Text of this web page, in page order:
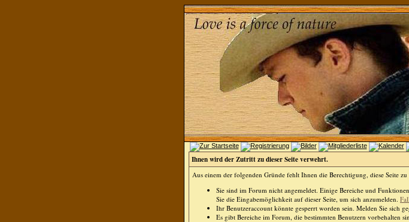
Ihnen wird der Zutritt zu dieser Seite verwehrt.
Aus einem der folgenden Gründe fehlt Ihnen die Berechtigung, diese Seite zu
Sie sind im Forum nicht angemeldet. Einige Bereiche und
Sie die Eingabemöglichkeit auf dieser Seite, um sich anzumelden.
Ihr Benutzeraccount könnte gesperrt worden sein. Melden Sie sich
Es gibt Bereiche im Forum, die bestimmten Benutzern vorbehalten